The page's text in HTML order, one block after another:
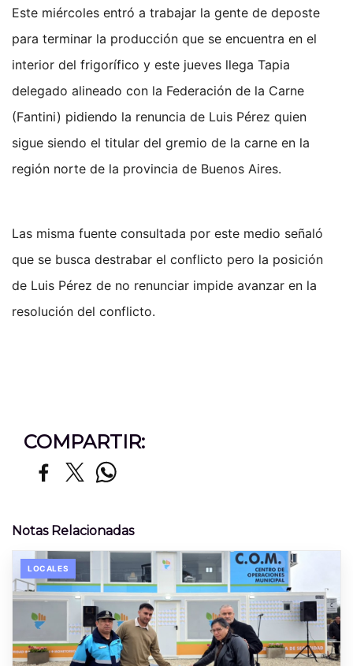
Este miércoles entró a trabajar la gente de deposte
para terminar la producción que se encuentra en el
interior del frigorífico y este jueves llega Tapia
delegado alineado con la Federación de la Carne
(Fantini) pidiendo la renuncia de Luis Pérez quien
sigue siendo el titular del gremio de la carne en la
región norte de la provincia de Buenos Aires.
Las misma fuente consultada por este medio señaló
que se busca destrabar el conflicto pero la posición
de Luis Pérez de no renunciar impide avanzar en la
resolución del conflicto.
COMPARTIR:
Notas Relacionadas
LOCALES